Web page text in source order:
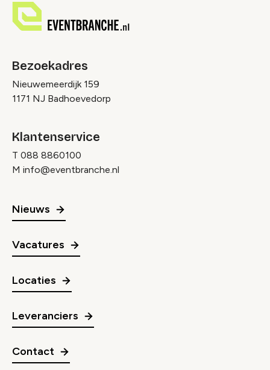
Bezoekadres
Nieuwemeerdijk 159
1171 NJ Badhoevedorp
Klantenservice
T 088 8860100
M info@eventbranche.nl
Nieuws
Vacatures
Locaties
Leveranciers
Contact